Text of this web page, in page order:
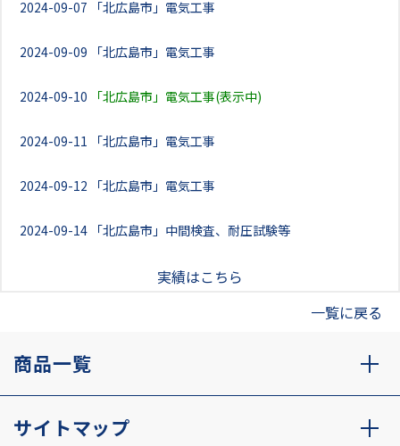
2024-09-07 「北広島市」電気工事
2024-09-09 「北広島市」電気工事
2024-09-10 「北広島市」電気工事(表示中)
2024-09-11 「北広島市」電気工事
2024-09-12 「北広島市」電気工事
2024-09-14 「北広島市」中間検査、耐圧試験等
実績はこちら
一覧に戻る
商品一覧
サイトマップ